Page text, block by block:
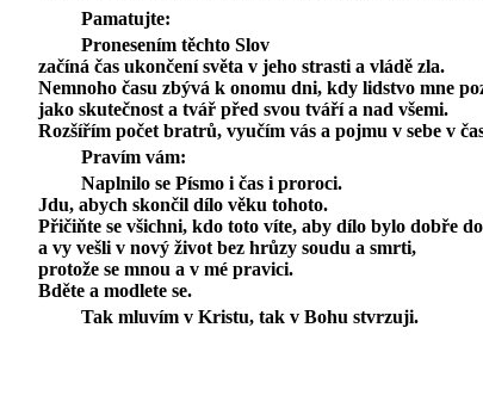
Pamatujte:
Pronesením těchto Slov
začíná čas ukončení světa v jeho strasti a vládě zla.
Nemnoho času zbývá k onomu dni, kdy lidstvo mne
jako skutečnost a tvář před svou tváří a nad všemi.
Rozšířím počet bratrů, vyučím vás a pojmu v sebe v
Pravím vám:
Naplnilo se Písmo i čas i proroci.
Jdu, abych skončil dílo věku tohoto.
Přičiňte se všichni, kdo toto víte, aby dílo bylo dobře
a vy vešli v nový život bez hrůzy soudu a smrti,
protože se mnou a v mé pravici.
Bděte a modlete se.
Tak mluvím v Kristu, tak v Bohu stvrzuji.